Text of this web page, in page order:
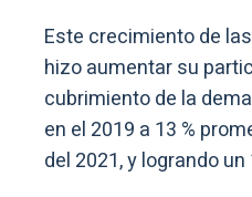
Este crecimiento de las
hizo aumentar su
cubrimiento de la
en el 2019 a 13 %
del 2021, y logrando un